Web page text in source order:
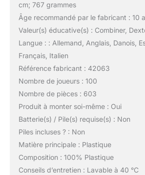
cm; 767 grammes
Âge recommandé par le fabricant : 10
Valeur(s) éducative(s) : Combiner,
Langue : : Allemand, Anglais, Danois,
Français, Italien
Référence fabricant : 42063
Nombre de joueurs : 100
Nombre de pièces : 603
Produit à monter soi-même : Oui
Batterie(s) / Pile(s) requise(s) : Non
Piles incluses ? : Non
Matière principale : Plastique
Composition : 100% Plastique
Conseils d’entretien : Lavable à 40 °C